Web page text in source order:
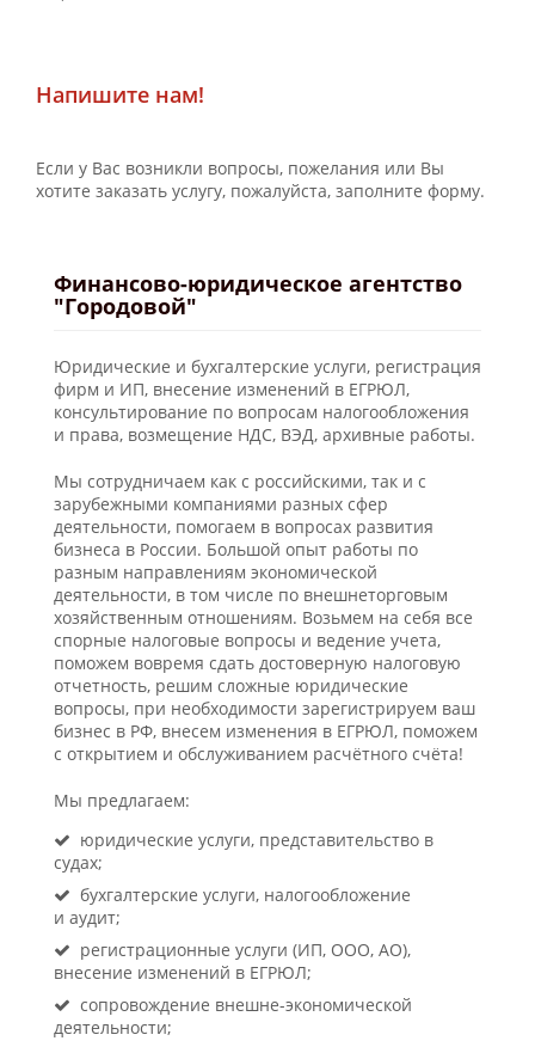
Напишите нам!
Если у Вас возникли вопросы, пожелания или Вы
хотите заказать услугу, пожалуйста, заполните форму.
Финансово-юридическое агентство
"Городовой"
Юридические и бухгалтерские услуги, регистрация
фирм и ИП, внесение изменений в ЕГРЮЛ,
консультирование по вопросам налогообложения
и права, возмещение НДС, ВЭД, архивные работы.
Мы сотрудничаем как с российскими, так и с
зарубежными компаниями разных сфер
деятельности, помогаем в вопросах развития
бизнеса в России. Большой опыт работы по
разным направлениям экономической
деятельности, в том числе по внешнеторговым
хозяйственным отношениям. Возьмем на себя все
спорные налоговые вопросы и ведение учета,
поможем вовремя сдать достоверную налоговую
отчетность, решим сложные юридические
вопросы, при необходимости зарегистрируем ваш
бизнес в РФ, внесем изменения в ЕГРЮЛ, поможем
с открытием и обслуживанием расчётного счёта!
Мы предлагаем:
юридические услуги, представительство в
судах;
бухгалтерские услуги, налогообложение
и аудит;
регистрационные услуги (ИП, ООО, АО),
внесение изменений в ЕГРЮЛ;
сопровождение внешне-экономической
деятельности;